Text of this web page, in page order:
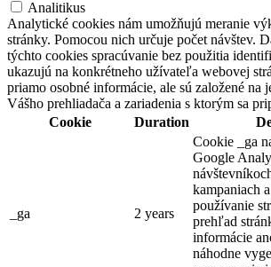
Analitikus
Analytické cookies nám umožňujú meranie
stránky. Pomocou nich určuje počet návštev.
týchto cookies spracúvanie bez použitia
ukazujú na konkrétneho užívateľa webovej
priamo osobné informácie, ale sú založené na
Vášho prehliadača a zariadenia s ktorým sa
Cookie
Duration
_ga 2 years
Cookie _ga
Google
kampaniach
používanie
prehľad
informácie
náhodne